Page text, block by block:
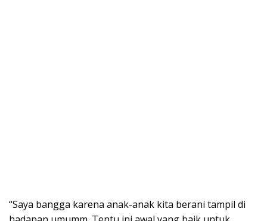
“Saya bangga karena anak-anak kita berani tampil di